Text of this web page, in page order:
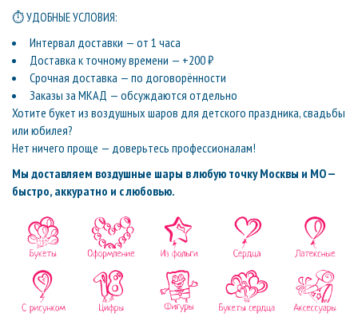
⏱ УДОБНЫЕ УСЛОВИЯ:
Интервал доставки — от 1 часа
Доставка к точному времени — +200 ₽
Срочная доставка — по договорённости
Заказы за МКАД — обсуждаются отдельно
Хотите букет из воздушных шаров для детского праздника, свадьбы
или юбилея?
Нет ничего проще — доверьтесь профессионалам!
Мы доставляем воздушные шары в любую точку Москвы и МО —
быстро, аккуратно и с любовью.